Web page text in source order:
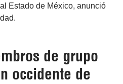
Estado de México, anunció
de grupo
occidente de